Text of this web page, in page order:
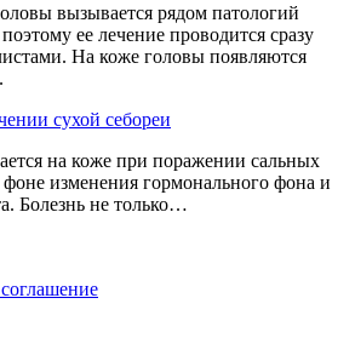
вызывается рядом патологий
ее лечение проводится сразу
На коже головы появляются
сухой себореи
на коже при поражении сальных
изменения гормонального фона и
Болезнь не только…